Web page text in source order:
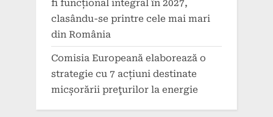
fi funcțional integral în 2027,
clasându-se printre cele mai mari
din România
Comisia Europeană elaborează o
strategie cu 7 acțiuni destinate
micșorării preţurilor la energie